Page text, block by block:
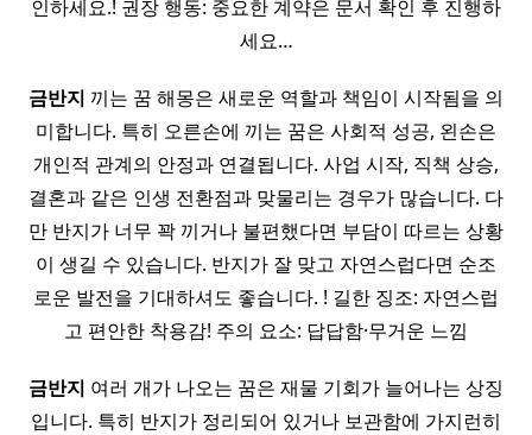
인하세요.! 권장 행동: 중요한 계약은 문서 확인 후 진행하
세요…
금반지 끼는 꿈 해몽은 새로운 역할과 책임이 시작됨을 의
미합니다. 특히 오른손에 끼는 꿈은 사회적 성공, 왼손은
개인적 관계의 안정과 연결됩니다. 사업 시작, 직책 상승,
결혼과 같은 인생 전환점과 맞물리는 경우가 많습니다. 다
만 반지가 너무 꽉 끼거나 불편했다면 부담이 따르는 상황
이 생길 수 있습니다. 반지가 잘 맞고 자연스럽다면 순조
로운 발전을 기대하셔도 좋습니다. ! 길한 징조: 자연스럽
고 편안한 착용감! 주의 요소: 답답함·무거운 느낌
금반지 여러 개가 나오는 꿈은 재물 기회가 늘어나는 상징
입니다. 특히 반지가 정리되어 있거나 보관함에 가지런히